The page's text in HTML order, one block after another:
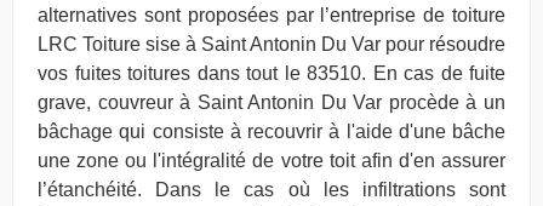
alternatives sont proposées par l’entreprise de toiture
LRC Toiture sise à Saint Antonin Du Var pour résoudre
vos fuites toitures dans tout le 83510. En cas de fuite
grave, couvreur à Saint Antonin Du Var procède à un
bâchage qui consiste à recouvrir à l'aide d'une bâche
une zone ou l'intégralité de votre toit afin d'en assurer
l’étanchéité. Dans le cas où les infiltrations sont